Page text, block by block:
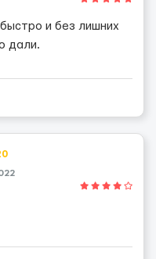
и без лишних
дали.